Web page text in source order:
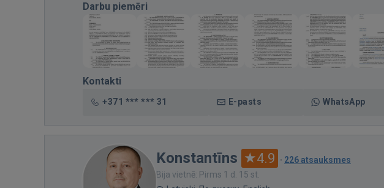
Darbu piemēri
Kontakti
+371 *** *** 31 E-pasts WhatsApp
Konstantīns 4.9 · 226 atsauksmes
Bija vietnē: Pirms 1 d. 15 st.